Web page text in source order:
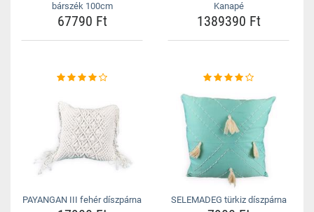
bárszék 100cm
67790 Ft
Kanapé
1389390 Ft
PAYANGAN III fehér díszpárna SELEMADEG türkiz díszpárna